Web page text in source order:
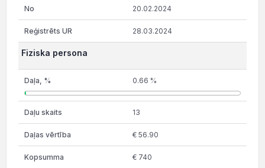
20.02.2024
28.03.2024
Fiziska persona
0.66 %
13
€ 56.90
€ 740